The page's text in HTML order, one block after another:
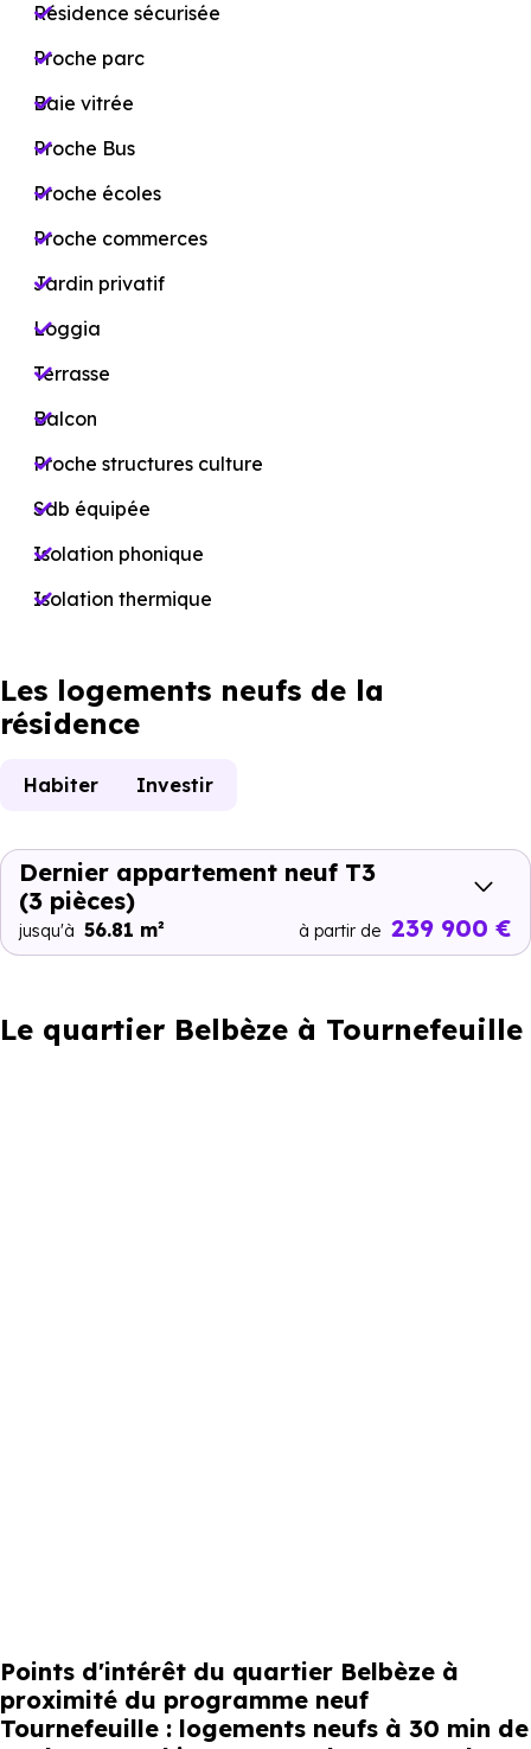
Résidence sécurisée
Proche parc
Baie vitrée
Proche Bus
Proche écoles
Proche commerces
Jardin privatif
Loggia
Terrasse
Balcon
Proche structures culture
Sdb équipée
Isolation phonique
Isolation thermique
Les logements neufs de la
résidence
Habiter Investir
Dernier appartement neuf T3
(3 pièces)
jusqu'à 56.81 m² à partir de 239 900 €
Le quartier Belbèze à Tournefeuille
Points d'intérêt du quartier Belbèze à
proximité du programme neuf
Tournefeuille : logements neufs à 30 min de